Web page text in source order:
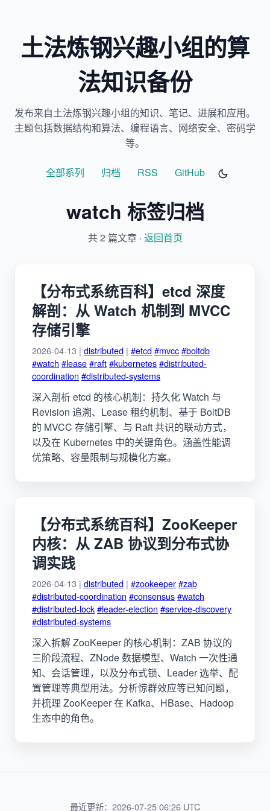
土法炼钢兴趣小组的算
法知识备份
发布来自土法炼钢兴趣小组的知识、笔记、进展和应用。
主题包括数据结构和算法、编程语言、网络安全、密码学
等。
全部系列 归档 RSS GitHub
watch 标签归档
共 2 篇文章 · 返回首页
【分布式系统百科】etcd 深度
解剖：从 Watch 机制到 MVCC
存储引擎
2026-04-13 | distributed | #etcd#mvcc#boltdb
#watch #lease#raft#kubernetes#distributed-
coordination #distributed-systems
深入剖析 etcd 的核心机制：持久化 Watch 与
Revision 追溯、Lease 租约机制、基于 BoltDB
的 MVCC 存储引擎、与 Raft 共识的联动方式，
以及在 Kubernetes 中的关键角色。涵盖性能调
优策略、容量限制与规模化方案。
【分布式系统百科】ZooKeeper
内核：从 ZAB 协议到分布式协
调实践
2026-04-13 | distributed | #zookeeper#zab
#distributed-coordination #consensus#watch
#distributed-lock#leader-election #service-discovery
#distributed-systems
深入拆解 ZooKeeper 的核心机制：ZAB 协议的
三阶段流程、ZNode 数据模型、Watch 一次性通
知、会话管理，以及分布式锁、Leader 选举、配
置管理等典型用法。分析惊群效应等已知问题，
并梳理 ZooKeeper 在 Kafka、HBase、Hadoop
生态中的角色。
最近更新：2026-07-25 06:26 UTC